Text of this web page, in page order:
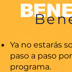
Ya no estarás
paso a paso
programa.